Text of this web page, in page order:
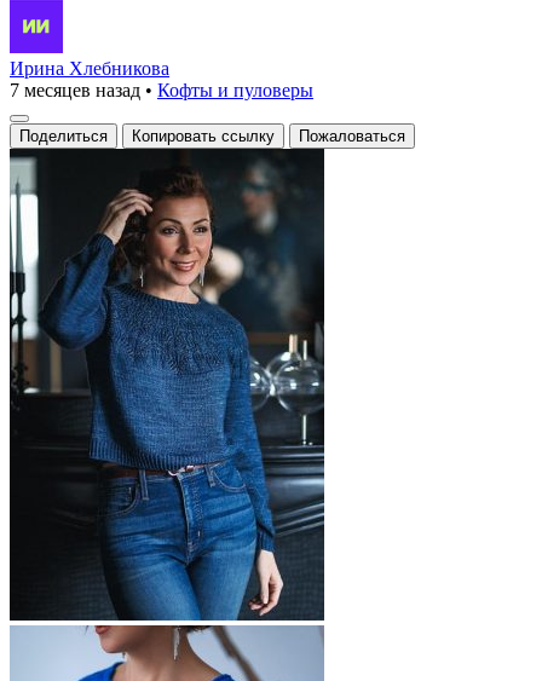
Ирина Хлебникова
7 месяцев назад • Кофты и пуловеры
Поделиться Копировать ссылку Пожаловаться